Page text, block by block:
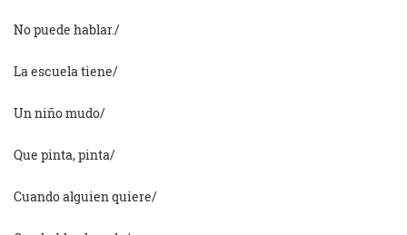
No puede hablar./
La escuela tiene/
Un niño mudo/
Que pinta, pinta/
Cuando alguien quiere/